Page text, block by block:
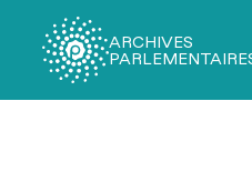
ARCHIVES